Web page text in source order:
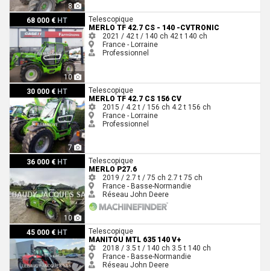
8
68 000 € HT
10
Merlo TF 42.7 CS - 140 -CVTRONIC
Telescopique
MERLO TF 42.7 CS - 140 -CVTRONIC
2021 / 42 t / 140 ch 42 t 140 ch
France - Lorraine
Professionnel
30 000 € HT
7
Merlo TF 42.7 CS 156 CVTelescopique
MERLO TF 42.7 CS 156 CV
2015 / 4.2 t / 156 ch 4.2 t 156 ch
France - Lorraine
Professionnel
36 000 € HT
10
Merlo P27.6
Telescopique
MERLO P27.6
2019 / 2.7 t / 75 ch 2.7 t 75 ch
France - Basse-Normandie
Réseau John Deere
45 000 € HT
Manitou MTL 635 140 V+Telescopique
MANITOU MTL 635 140 V+
2018 / 3.5 t / 140 ch 3.5 t 140 ch
France - Basse-Normandie
Réseau John Deere